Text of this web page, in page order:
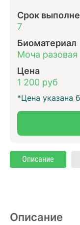
Срок
7
Биоматериал
Моча разовая
Цена
1 200 руб
*Цена указана
Описание
Описание